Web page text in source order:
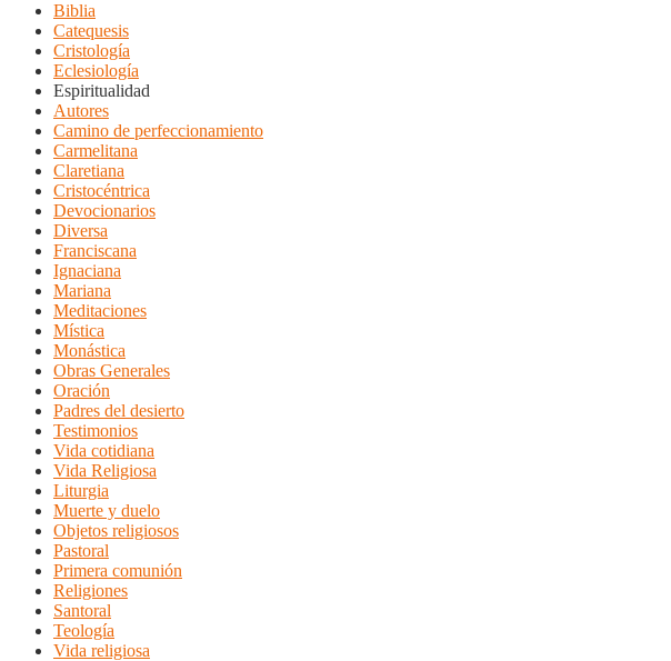
Biblia
Catequesis
Cristología
Eclesiología
Espiritualidad
Autores
Camino de perfeccionamiento
Carmelitana
Claretiana
Cristocéntrica
Devocionarios
Diversa
Franciscana
Ignaciana
Mariana
Meditaciones
Mística
Monástica
Obras Generales
Oración
Padres del desierto
Testimonios
Vida cotidiana
Vida Religiosa
Liturgia
Muerte y duelo
Objetos religiosos
Pastoral
Primera comunión
Religiones
Santoral
Teología
Vida religiosa